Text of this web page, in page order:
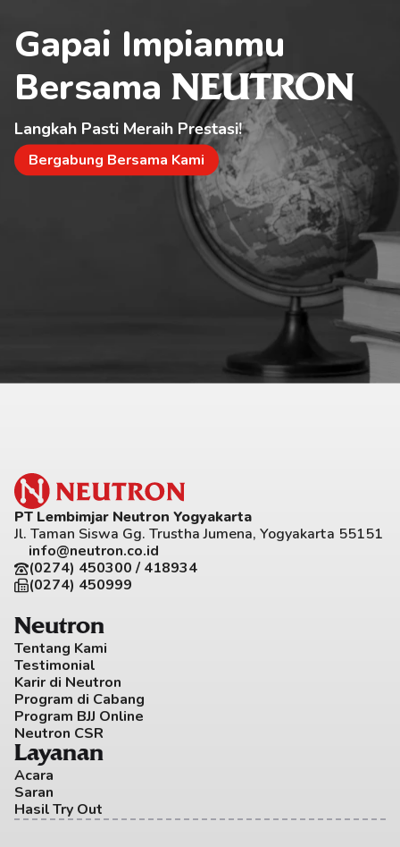
Gapai Impianmu
Bersama NEUTRON
Langkah Pasti Meraih Prestasi!
Bergabung Bersama Kami
PT Lembimjar Neutron Yogyakarta
Jl. Taman Siswa Gg. Trustha Jumena, Yogyakarta 55151
info@neutron.co.id
(0274) 450300 / 418934
(0274) 450999
Neutron
Tentang Kami
Testimonial
Karir di Neutron
Program di Cabang
Program BJJ Online
Neutron CSR
Layanan
Acara
Saran
Hasil Try Out